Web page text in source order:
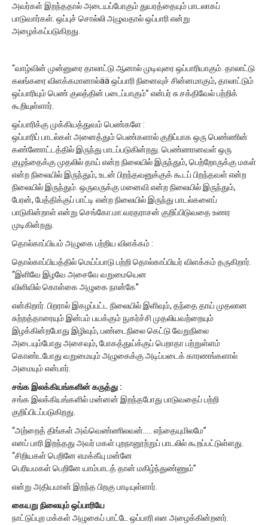
அவர்கள் இறந்ததால் அடையப்போகும் துயரத்தையும் பாடலாகப்
பாடுவார்கள். ஒப்புச் சொல்லி அழுவதால் ஒப்பாரி என்று
அழைக்கப்படுகிறது.
“வாழ்வின் முன்னுரை தாலாட்டு ஆனால் முடிவுரை ஒப்பாரியாகும். தாலாட்டு
கலங்கரை விளக்கமானால்ää ஒப்பாரி நினைவுச் சின்னமாகும், தாலாட்டும்
ஒப்பாரியும் பெண் குலத்தின் படைப்பாகும்” என்பர் சு.சக்திவேல் பற்றிக்
கூறியுள்ளார்.
ஒப்பாரிக்கு முக்கியத்துவம் பெண்களே :
ஒப்பாரிப் பாடல்கள் அனைத்தும் பெண்களால் குறிப்பாக ஒரு பெண்ணின்
கண்ணோட்டத்தில் இருந்து பாடப்படுகின்றது. பெண்ணானவள் ஒரு
குழந்தைக்கு முதலில் தாய் என்ற நிலையில் இருந்தும், பெற்றோருக்கு மகள்
என்ற நிலையில் இருந்தும், உடன் பிறந்தவனுக்குக் கூடப் பிறந்தவள் என்ற
நிலையில் இருந்தும். ஒருவருக்கு மனைவி என்ற நிலையில் இருந்தும்,
பேரன், பேத்திக்குப் பாட்டி என்ற நிலையில் இருந்து பாடல்களைப்
பாடுகின்றாள் என்று செங்கோ.மா.வரதராசன் குறிப்பிடுவதை உணர
முடிகின்றது.
தொல்காப்பியம் அழுகை பற்றிய விளக்கம் :
தொல்காப்பியத்தில் மெய்ப்பாடு பற்றி தொல்காப்பியர் விளக்கம் தருகிறார்.
“இளிவே இழவே அசைவே வறுமையென
விளிவில் கொள்கை அழுகை நான்கே”
என்கிறார். பிறரால் இகழப்பட்ட நிலையில் இளிவும், தந்தை தாய் முதலான
சுற்றத்தாரையும் இன்பம் பயக்கும் நுகர்ச்சி முதலியவற்றையும்
இழக்கின்றபோது இழிவும், பண்டைநிலை கெட்டு வேறுநிலை
அடையும்போது அசைவும், போகத்துய்க்குப் பெறாதா பற்றுள்ளம்
கொண்டபோது வறுமையும் அழுகைக்கு அடிப்படைக் காரணங்களால்
அமையும் என்பார்.
சங்க இலக்கியங்களின் கருத்து :
சங்க இலக்கியங்களில் மன்னன் இறந்தபோது பாடுவதைப் பற்றி
குறிப்பிடப்படுகிறது.
“அற்றைத் திங்கள் அவ்வெண்ணிலவன்….. எந்தையுமிலமே”
எனப் பாரி இறந்தது அவர் மகள் புறநானூற்றுப் பாடலில் கூறப்பட்டுள்ளது.
“சிறியகள் பெறினே எமக்கீயு மன்னே
பெரியமகள் பெறினே யாம்பாடத் தான் மகிழ்ந்துண்ணும்”
என்று அதியமான் இறந்த பிறகு பாடியுள்ளார்.
கையறு நிலையும் ஒப்பாரியே
நாட்டுப்புற மக்கள் அழுகைப் பாட்டே ஒப்பாரி என அழைக்கின்றனர்.